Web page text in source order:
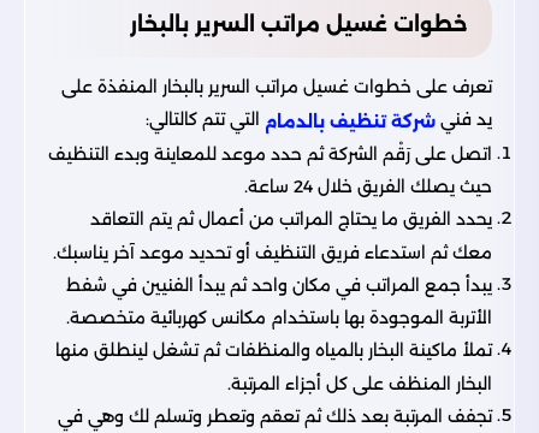
خطوات غسيل مراتب السرير بالبخار
تعرف على خطوات غسيل مراتب السرير بالبخار المنفذة على
يد فني شركة تنظيف بالدمام التي تتم كالتالي:
اتصل على رَقْم الشركة ثم حدد موعد للمعاينة وبدء التنظيف
حيث يصلك الفريق خلال 24 ساعة.
يحدد الفريق ما يحتاج المراتب من أعمال ثم يتم التعاقد
معك ثم استدعاء فريق التنظيف أو تحديد موعد آخر يناسبك.
يبدأ جمع المراتب في مكان واحد ثم يبدأ الفنيين في شفط
الأتربة الموجودة بها باستخدام مكانس كهربائية متخصصة.
تملأ ماكينة البخار بالمياه والمنظفات ثم تشغل لينطلق منها
البخار المنظف على كل أجزاء المرتبة.
تجفف المرتبة بعد ذلك ثم تعقم وتعطر وتسلم لك وهي في